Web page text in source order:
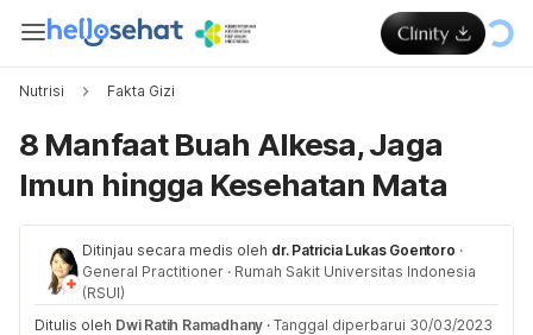
Nutrisi Fakta Gizi
8 Manfaat Buah Alkesa, Jaga
Imun hingga Kesehatan Mata
Ditinjau secara medis oleh dr. Patricia Lukas Goentoro ·
General Practitioner · Rumah Sakit Universitas Indonesia
(RSUI)
Ditulis oleh Dwi Ratih Ramadhany · Tanggal diperbarui 30/03/2023